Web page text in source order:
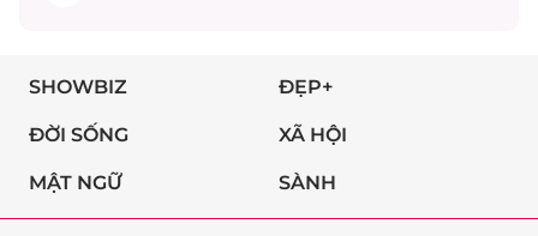
SHOWBIZ ĐẸP+
ĐỜI SỐNG XÃ HỘI
MẬT NGỮ SÀNH